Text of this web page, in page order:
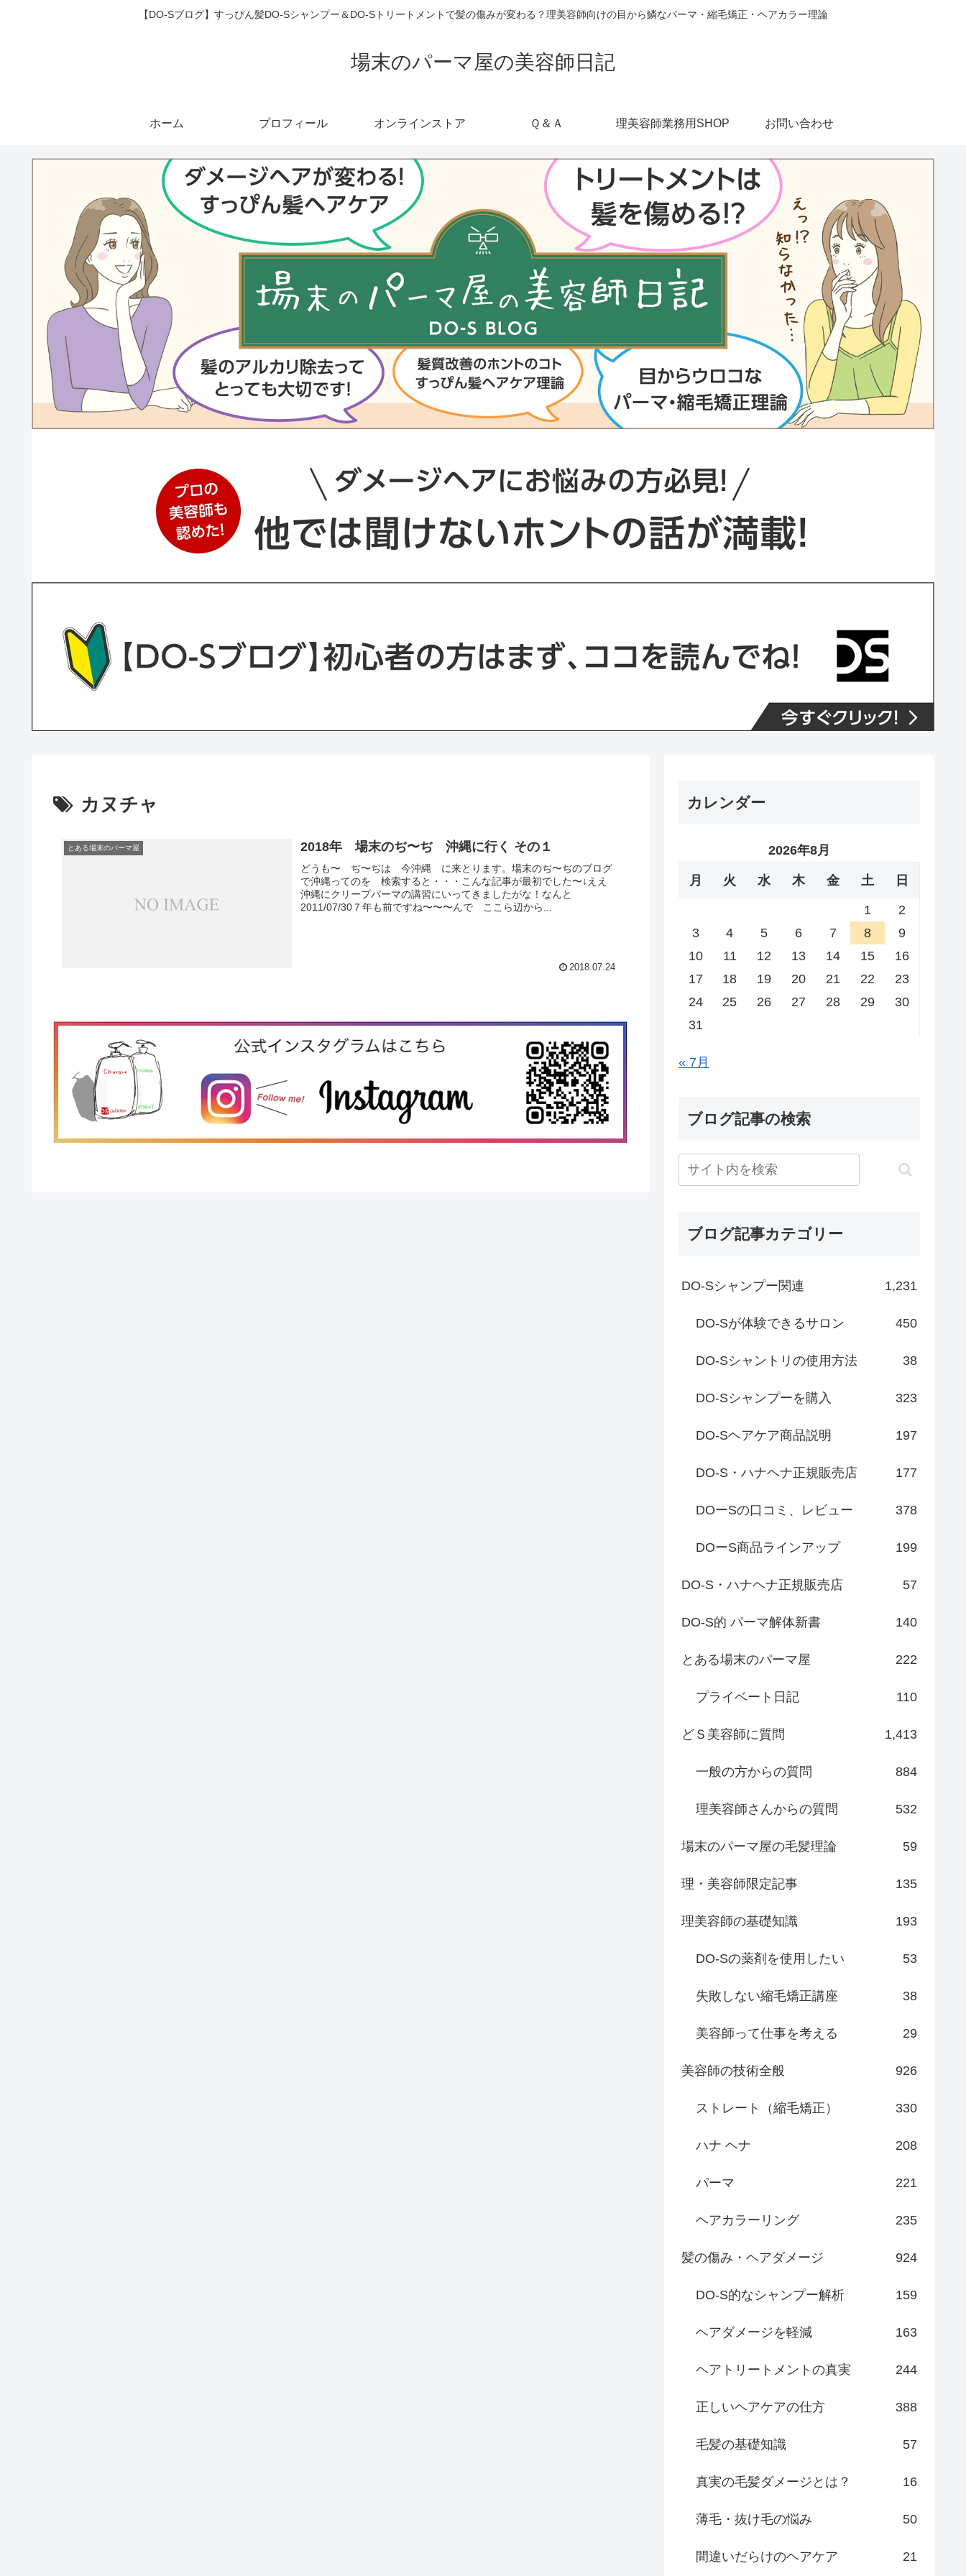
【DO-Sブログ】すっぴん髪DO-Sシャンプー＆DO-Sトリートメントで髪の傷みが変わる？理美容師向けの目から鱗なパーマ・縮毛矯正・ヘアカラー理論
場末のパーマ屋の美容師日記
ホーム プロフィール オンラインストア Ｑ＆Ａ 理美容師業務用SHOP お問い合わせ
カヌチャ
とある場末のパーマ屋 2018年 場末のぢ〜ぢ 沖縄に行く その１
どうも〜 ぢ〜ぢは 今沖縄 に来とります。場末のぢ〜ぢのブログ
で沖縄ってのを 検索すると・・・こんな記事が最初でした〜↓ええ
沖縄にクリープパーマの講習にいってきましたがな！なんと
2011/07/30７年も前ですね〜〜〜んで ここら辺から...
2018.07.24
カレンダー
2026年8月
月 火 水 木 金 土 日
1
2
3
4 5 6 7 8
9
10
11 12 13 14 15
16
17
18 19 20 21 22
23
24
25 26 27 28 29
30
31
« 7月
ブログ記事の検索
ブログ記事カテゴリー
DO-Sシャンプー関連 1,231
DO-Sが体験できるサロン 450
DO-Sシャントリの使用方法 38
DO-Sシャンプーを購入 323
DO-Sヘアケア商品説明 197
DO-S・ハナヘナ正規販売店 177
DOーSの口コミ、レビュー 378
DOーS商品ラインアップ 199
DO-S・ハナヘナ正規販売店 57
DO-S的 パーマ解体新書 140
とある場末のパーマ屋 222
プライベート日記 110
どＳ美容師に質問 1,413
一般の方からの質問 884
理美容師さんからの質問 532
場末のパーマ屋の毛髪理論 59
理・美容師限定記事 135
理美容師の基礎知識 193
DO-Sの薬剤を使用したい 53
失敗しない縮毛矯正講座 38
美容師って仕事を考える 29
美容師の技術全般 926
ストレート（縮毛矯正） 330
ハナ ヘナ 208
パーマ 221
ヘアカラーリング 235
髪の傷み・ヘアダメージ 924
DO-S的なシャンプー解析 159
ヘアダメージを軽減 163
ヘアトリートメントの真実 244
正しいヘアケアの仕方 388
毛髪の基礎知識 57
真実の毛髪ダメージとは？ 16
薄毛・抜け毛の悩み 50
間違いだらけのヘアケア 21